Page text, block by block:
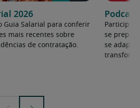
2026
Guia Salarial para conferir
mais recentes sobre
de contratação.
Participe
se
se